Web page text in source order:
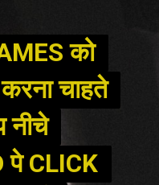
को
चाहते
नीचे
पे CLICK
को
चाहते
नीचे
पे CLICK